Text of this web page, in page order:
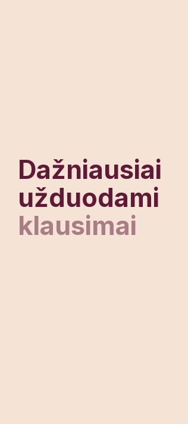
Dažniausiai
užduodami
klausimai